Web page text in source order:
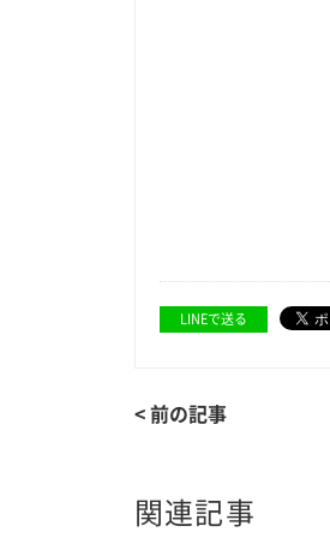
LINEで送る
< 前の記事
関連記事